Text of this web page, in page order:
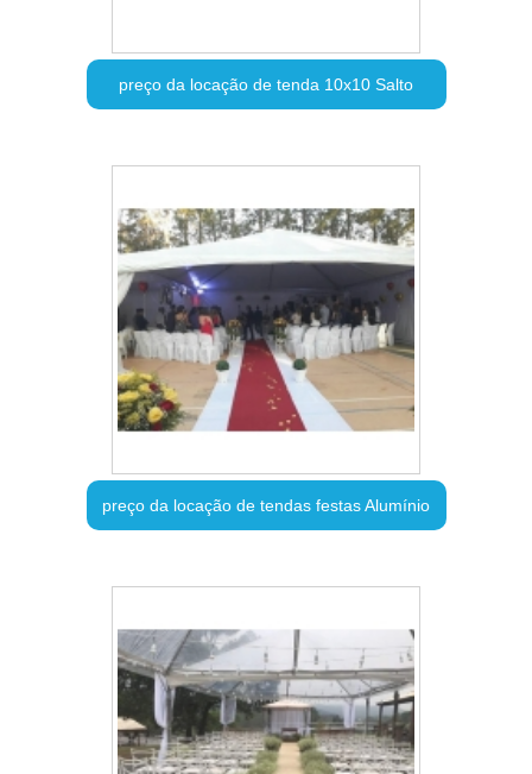
preço da locação de tenda 10x10 Salto
preço da locação de tendas festas Alumínio